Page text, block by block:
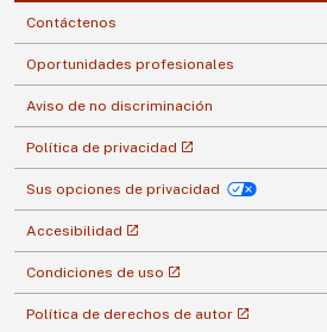
Contáctenos
Oportunidades profesionales
Aviso de no discriminación
Política de privacidad
Sus opciones de privacidad
Accesibilidad
Condiciones de uso
Política de derechos de autor